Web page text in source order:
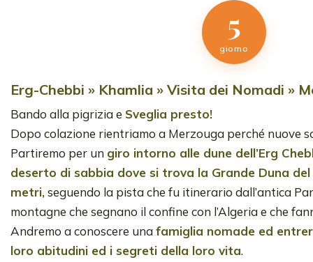
5
giorno
Erg-Chebbi » Khamlia » Visita dei Nomadi »
Bando alla pigrizia e Sveglia presto!
Dopo colazione rientriamo a Merzouga perché nuove
Partiremo per un giro intorno alle dune dell’Erg
deserto di sabbia dove si trova la Grande Duna
metri,seguendo la pista che fu itinerario dall’antica
montagne che segnano il confine con l’Algeria e che
Andremo a conoscere unafamiglia nomade ed
loro abitudini ed i segreti della loro vita.